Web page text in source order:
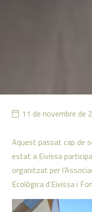
11 de novembre de
Aquest passat cap de
estat a Eivissa
organitzat per
Ecològica d’Eivissa i